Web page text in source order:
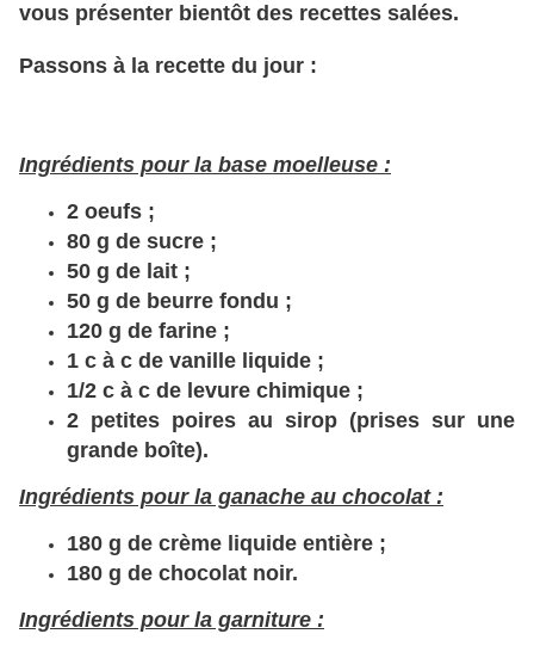
vous présenter bientôt des recettes salées.
Passons à la recette du jour :
Ingrédients pour la base moelleuse :
2 oeufs ;
80 g de sucre ;
50 g de lait ;
50 g de beurre fondu ;
120 g de farine ;
1 c à c de vanille liquide ;
1/2 c à c de levure chimique ;
2 petites poires au sirop (prises sur une
grande boîte).
Ingrédients pour la ganache au chocolat :
180 g de crème liquide entière ;
180 g de chocolat noir.
Ingrédients pour la garniture :